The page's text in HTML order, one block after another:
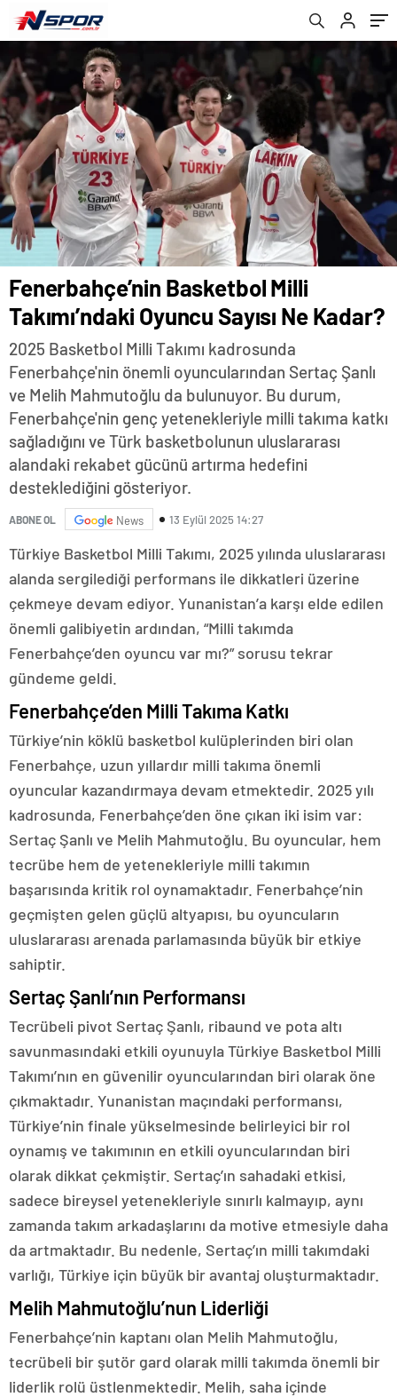
Fenerbahçe’nin Basketbol Milli
Takımı’ndaki Oyuncu Sayısı Ne Kadar?
2025 Basketbol Milli Takımı kadrosunda
Fenerbahçe'nin önemli oyuncularından Sertaç Şanlı
ve Melih Mahmutoğlu da bulunuyor. Bu durum,
Fenerbahçe'nin genç yetenekleriyle milli takıma katkı
sağladığını ve Türk basketbolunun uluslararası
alandaki rekabet gücünü artırma hedefini
desteklediğini gösteriyor.
ABONE OL News 13 Eylül 2025 14:27
Türkiye Basketbol Milli Takımı, 2025 yılında uluslararası
alanda sergilediği performans ile dikkatleri üzerine
çekmeye devam ediyor. Yunanistan’a karşı elde edilen
önemli galibiyetin ardından, “Milli takımda
Fenerbahçe’den oyuncu var mı?” sorusu tekrar
gündeme geldi.
Fenerbahçe’den Milli Takıma Katkı
Türkiye’nin köklü basketbol kulüplerinden biri olan
Fenerbahçe, uzun yıllardır milli takıma önemli
oyuncular kazandırmaya devam etmektedir. 2025 yılı
kadrosunda, Fenerbahçe’den öne çıkan iki isim var:
Sertaç Şanlı ve Melih Mahmutoğlu. Bu oyuncular, hem
tecrübe hem de yetenekleriyle milli takımın
başarısında kritik rol oynamaktadır. Fenerbahçe’nin
geçmişten gelen güçlü altyapısı, bu oyuncuların
uluslararası arenada parlamasında büyük bir etkiye
sahiptir.
Sertaç Şanlı’nın Performansı
Tecrübeli pivot Sertaç Şanlı, ribaund ve pota altı
savunmasındaki etkili oyunuyla Türkiye Basketbol Milli
Takımı’nın en güvenilir oyuncularından biri olarak öne
çıkmaktadır. Yunanistan maçındaki performansı,
Türkiye’nin finale yükselmesinde belirleyici bir rol
oynamış ve takımının en etkili oyuncularından biri
olarak dikkat çekmiştir. Sertaç’ın sahadaki etkisi,
sadece bireysel yetenekleriyle sınırlı kalmayıp, aynı
zamanda takım arkadaşlarını da motive etmesiyle daha
da artmaktadır. Bu nedenle, Sertaç’ın milli takımdaki
varlığı, Türkiye için büyük bir avantaj oluşturmaktadır.
Melih Mahmutoğlu’nun Liderliği
Fenerbahçe’nin kaptanı olan Melih Mahmutoğlu,
tecrübeli bir şutör gard olarak milli takımda önemli bir
liderlik rolü üstlenmektedir. Melih, saha içinde